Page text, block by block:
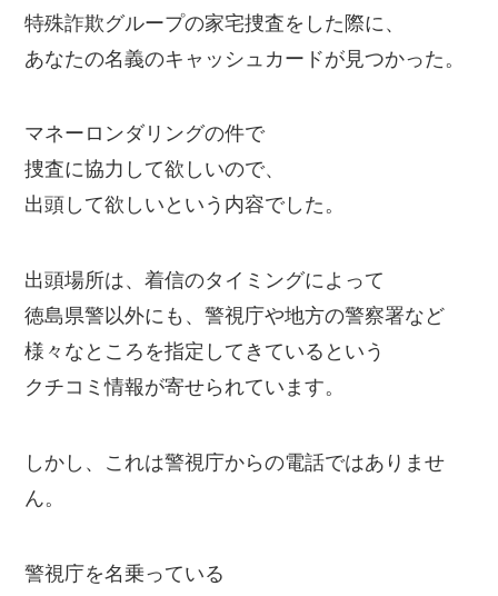
特殊詐欺グループの家宅捜査をした際に、
あなたの名義のキャッシュカードが見つかった。
マネーロンダリングの件で
捜査に協力して欲しいので、
出頭して欲しいという内容でした。
出頭場所は、着信のタイミングによって
徳島県警以外にも、警視庁や地方の警察署など
様々なところを指定してきているという
クチコミ情報が寄せられています。
しかし、これは警視庁からの電話ではありませ
ん。
警視庁を名乗っている